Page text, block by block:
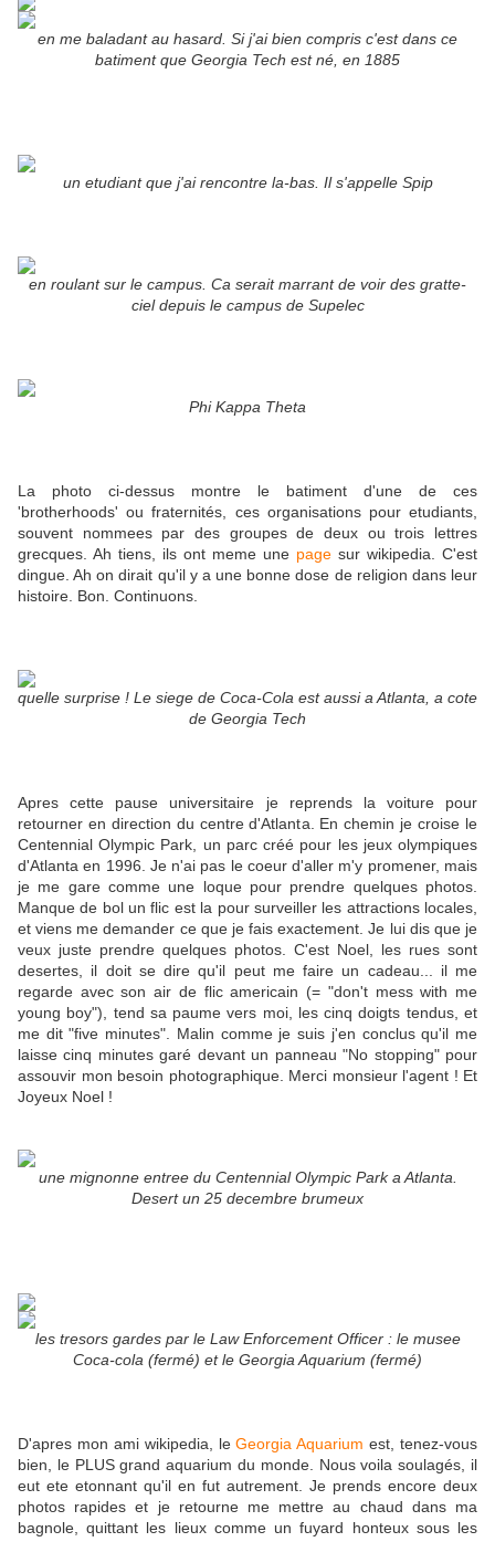
en me baladant au hasard. Si j'ai bien compris c'est dans ce
batiment que Georgia Tech est né, en 1885
un etudiant que j'ai rencontre la-bas. Il s'appelle Spip
en roulant sur le campus. Ca serait marrant de voir des gratte-
ciel depuis le campus de Supelec
Phi Kappa Theta
La photo ci-dessus montre le batiment d'une de ces
'brotherhoods' ou fraternités, ces organisations pour etudiants,
souvent nommees par des groupes de deux ou trois lettres
grecques. Ah tiens, ils ont meme une page sur wikipedia. C'est
dingue. Ah on dirait qu'il y a une bonne dose de religion dans leur
histoire. Bon. Continuons.
quelle surprise ! Le siege de Coca-Cola est aussi a Atlanta, a cote
de Georgia Tech
Apres cette pause universitaire je reprends la voiture pour
retourner en direction du centre d'Atlanta. En chemin je croise le
Centennial Olympic Park, un parc créé pour les jeux olympiques
d'Atlanta en 1996. Je n'ai pas le coeur d'aller m'y promener, mais
je me gare comme une loque pour prendre quelques photos.
Manque de bol un flic est la pour surveiller les attractions locales,
et viens me demander ce que je fais exactement. Je lui dis que je
veux juste prendre quelques photos. C'est Noel, les rues sont
desertes, il doit se dire qu'il peut me faire un cadeau... il me
regarde avec son air de flic americain (= "don't mess with me
young boy"), tend sa paume vers moi, les cinq doigts tendus, et
me dit "five minutes". Malin comme je suis j'en conclus qu'il me
laisse cinq minutes garé devant un panneau "No stopping" pour
assouvir mon besoin photographique. Merci monsieur l'agent ! Et
Joyeux Noel !
une mignonne entree du Centennial Olympic Park a Atlanta.
Desert un 25 decembre brumeux
les tresors gardes par le Law Enforcement Officer : le musee
Coca-cola (fermé) et le Georgia Aquarium (fermé)
D'apres mon ami wikipedia, leGeorgia Aquarium est, tenez-vous
bien, le PLUS grand aquarium du monde. Nous voila soulagés, il
eut ete etonnant qu'il en fut autrement. Je prends encore deux
photos rapides et je retourne me mettre au chaud dans ma
bagnole, quittant les lieux comme un fuyard honteux sous les